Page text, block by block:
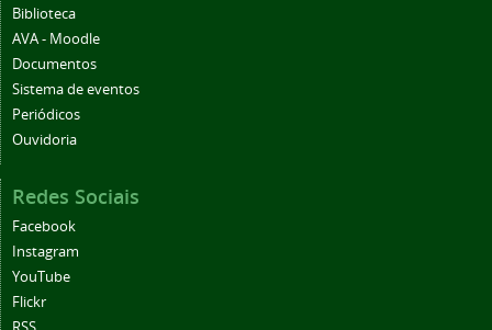
Biblioteca
AVA - Moodle
Documentos
Sistema de eventos
Periódicos
Ouvidoria
Redes Sociais
Facebook
Instagram
YouTube
Flickr